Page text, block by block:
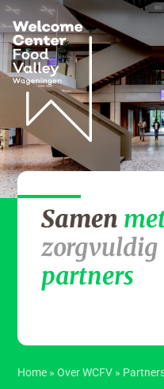
Samen
zorgvuldig
partners
Home »Over WCFV »